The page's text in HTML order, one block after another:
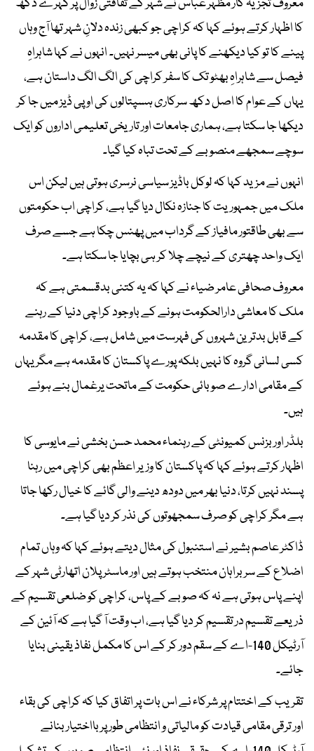
​معروف تجزیہ کار مظہر عباس نے شہر کے ثقافتی زوال پر گہرے دکھ
کا اظہار کرتے ہوئے کہا کہ کراچی جو کبھی زندہ دلانِ شہر تھا آج وہاں
پینے کا تو کیا دیکھنے کا پانی بھی میسر نہیں۔ انہوں نے کہا شاہراہِ
فیصل سے شاہراہِ بھٹو تک کا سفر کراچی کی الگ الگ داستان ہے،
یہاں کے عوام کا اصل دکھ سرکاری ہسپتالوں کی او پی ڈیز میں جا کر
دیکھا جا سکتا ہے، ہماری جامعات اور تاریخی تعلیمی اداروں کو ایک
سوچے سمجھے منصوبے کے تحت تباہ کیا گیا۔
​انہوں نے مزید کہا کہ لوکل باڈیز سیاسی نرسری ہوتی ہیں لیکن اس
ملک میں جمہوریت کا جنازہ نکال دیا گیا ہے، کراچی اب حکومتوں
سے بھی طاقتور مافیاز کے گرداب میں پھنس چکا ہے جسے صرف
ایک واحد چھتری کے نیچے چلا کر ہی بچایا جا سکتا ہے۔
​معروف صحافی عامر ضیاء نے کہا کہ یہ کتنی بدقسمتی ہے کہ
ملک کا معاشی دارالحکومت ہونے کے باوجود کراچی دنیا کے رہنے
کے قابل بدترین شہروں کی فہرست میں شامل ہے، کراچی کا مقدمہ
کسی لسانی گروہ کا نہیں بلکہ پورے پاکستان کا مقدمہ ہے مگر یہاں
کے مقامی ادارے صوبائی حکومت کے ماتحت یرغمال بنے ہوئے
ہیں۔
بلڈر اور بزنس کمیونٹی کے رہنماء محمد حسن بخشی نے مایوسی کا
اظہار کرتے ہوئے کہا کہ پاکستان کا وزیر اعظم بھی کراچی میں رہنا
پسند نہیں کرتا، دنیا بھر میں دودھ دینے والی گائے کا خیال رکھا جاتا
ہے مگر کراچی کو صرف سمجھوتوں کی نذر کر دیا گیا ہے۔
​ڈاکٹر عاصم بشیر نے استنبول کی مثال دیتے ہوئے کہا کہ وہاں تمام
اضلاع کے سربراہان منتخب ہوتے ہیں اور ماسٹر پلان اتھارٹی شہر کے
اپنے پاس ہوتی ہے نہ کہ صوبے کے پاس، کراچی کو ضلعی تقسیم کے
ذریعے تقسیم در تقسیم کر دیا گیا ہے، اب وقت آ گیا ہے کہ آئین کے
آرٹیکل 140-اے کے سقم دور کر کے اس کا مکمل نفاذ یقینی بنایا
جائے۔
تقریب کے اختتام پر شرکاء نے اس بات پر اتفاق کیا کہ کراچی کی بقاء
اور ترقی مقامی قیادت کو مالیاتی و انتظامی طور پر بااختیار بنانے